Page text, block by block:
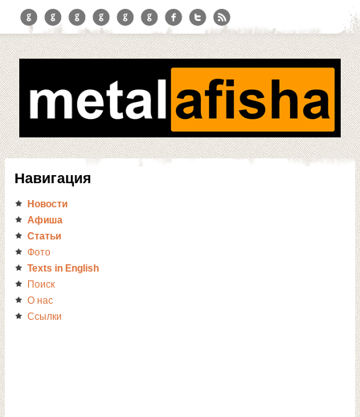
Навигация
Новости
Афиша
Статьи
Фото
Texts in English
Поиск
О нас
Ссылки